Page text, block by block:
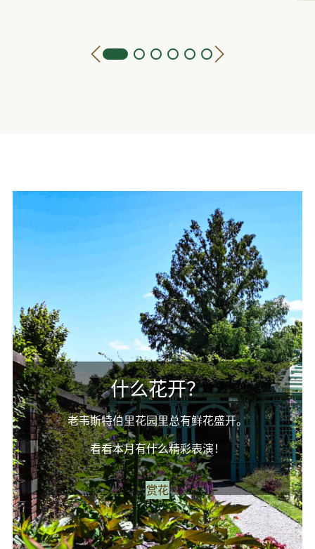
什么花开？
老韦斯特伯里花园里总有鲜花盛开。
看看本月有什么精彩表演！
赏花